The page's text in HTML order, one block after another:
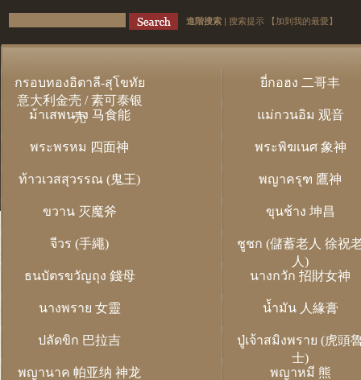
進階搜索 | 搜索提示 【加到我的最愛】
กรอบทองอิตาลี-สุโขทัย
意大利金壳 / 素可泰银
壳
ยี่กอฮง 二哥丰
ม้าเสพนาง 马食能 แม่กวนอิม 观音
พระพรหม 四面神 พระพิฆเนศ 象神
ท้าวเวสสุวรรณ (鬼王) พญาครุฑ 鷹神
ขวาน 灭魔斧 ขุนช้าง 坤昌
จีวร (手繩)
ชูชก (儲蓄老人 徐祝
人)
ธนบัตรขวัญถุง 錢母
นางกวัก 招財女神
นางพราย 女靈 น้ำมัน 人緣膏
ปลัดขิก 巴拉吉
ปู่เจ้าสมิงพราย (虎頭
士)
พญานาค 帕亚纳 神龙
พญาหมี 熊